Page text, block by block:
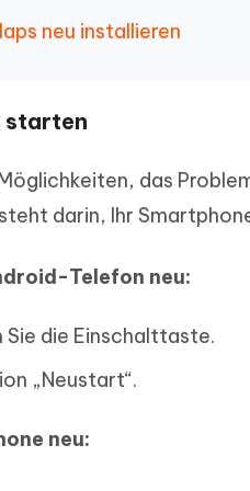
neu installieren
starten
das
darin, Ihr
Telefon neu:
Sie die Einschalttaste.
„Neustart“.
neu: